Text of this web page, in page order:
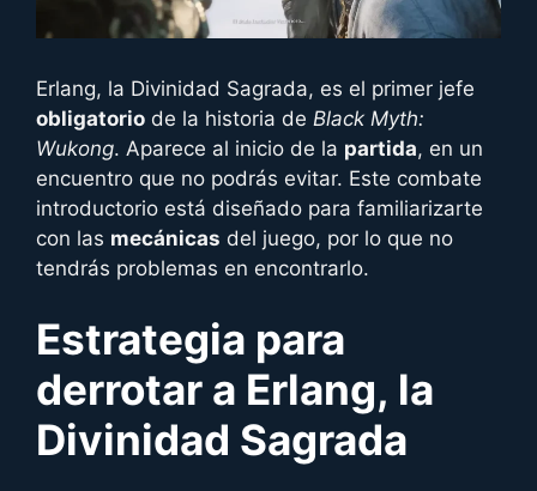
Erlang, la Divinidad Sagrada, es el primer jefe
obligatorio de la historia de Black Myth:
Wukong. Aparece al inicio de la partida, en un
encuentro que no podrás evitar. Este combate
introductorio está diseñado para familiarizarte
con las mecánicas del juego, por lo que no
tendrás problemas en encontrarlo.
Estrategia para
derrotar a Erlang, la
Divinidad Sagrada